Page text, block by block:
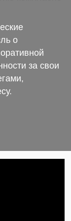
о
за свои